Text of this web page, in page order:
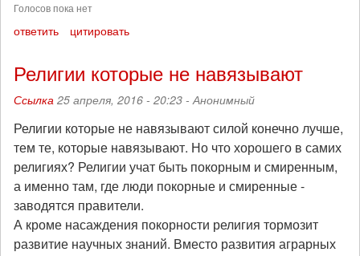
Голосов пока нет
ответить цитировать
Религии которые не навязывают
Ссылка 25 апреля, 2016 - 20:23 -Анонимный
Религии которые не навязывают силой конечно лучше,
тем те, которые навязывают. Но что хорошего в самих
религиях? Религии учат быть покорным и смиренным,
а именно там, где люди покорные и смиренные -
заводятся правители.
А кроме насаждения покорности религия тормозит
развитие научных знаний. Вместо развития аграрных